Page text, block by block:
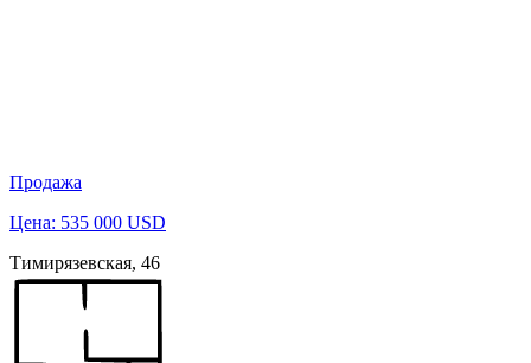
Продажа
Цена: 535 000 USD
Тимирязевская, 46